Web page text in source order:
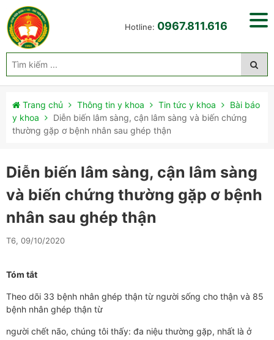
Hotline: 0967.811.616
Trang chủ Thông tin y khoa Tin tức y khoa
Bài báo
y khoa
Diễn biến lâm sàng, cận lâm sàng và biến chứng
thường gặp ơ bệnh nhân sau ghép thận
Diễn biến lâm sàng, cận lâm sàng
và biến chứng thường gặp ơ bệnh
nhân sau ghép thận
T6, 09/10/2020
Tóm tắt
Theo dõi 33 bệnh nhân ghép thận từ người sống cho thận và 85
bệnh nhân ghép thận từ
người chết não, chúng tôi thấy: đa niệu thường gặp, nhất là ở